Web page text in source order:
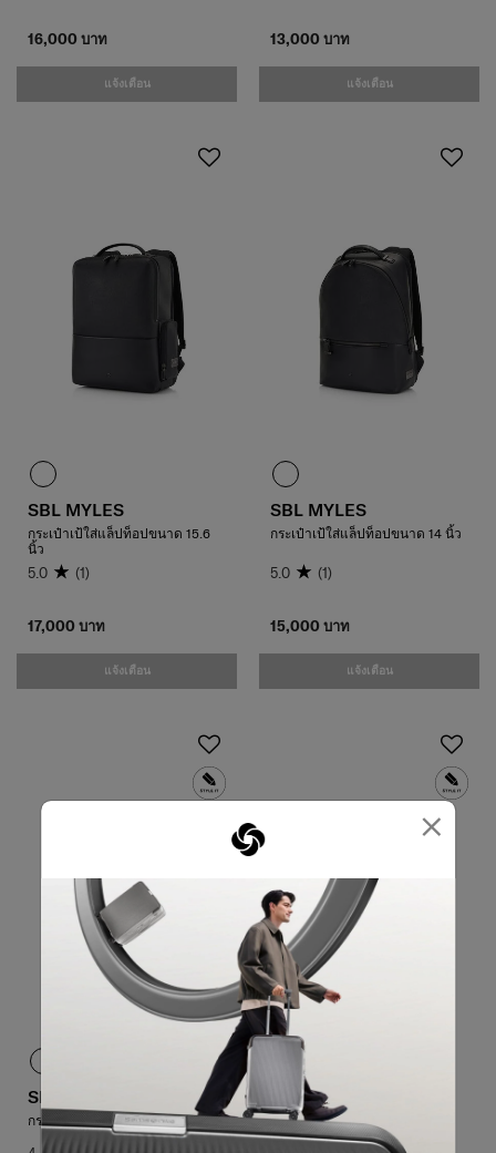
×
16,000 บาท
แจ้งเตือน
13,000 บาท
แจ้งเตือน
17,000 บาท
แจ้งเตือน
SBL MYLES
กระเป๋าเป้ใส่แล็ปท็อปขนาด 15.6
นิ้ว
5.0 (1)
15,000 บาท
แจ้งเตือน
SBL MYLES
กระเป๋าเป้ใส่แล็ปท็อปขนาด 14 นิ้ว
5.0 (1)
SBL FANTHOM
กระเป๋าเดินทางขนาด 20 นิ้ว TAG
SBL METANOVA
กระเป่าเดินทางขนาด 20 นิ้ว